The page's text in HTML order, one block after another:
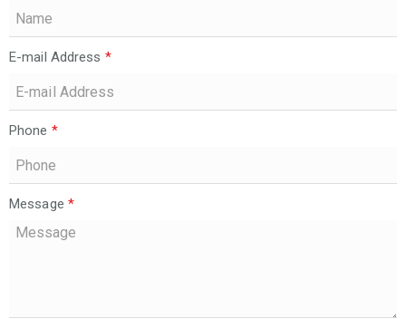
E-mail Address *
Phone *
Message *